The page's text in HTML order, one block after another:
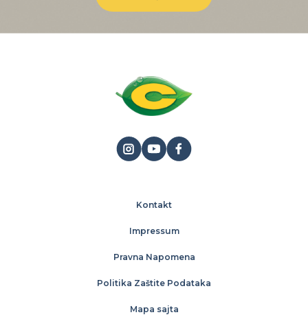
Kontakt
Impressum
Pravna Napomena
Politika Zaštite Podataka
Mapa sajta